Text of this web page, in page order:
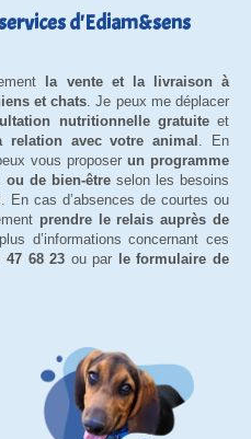
d'Ediam&sens
la vente et la livraison à
et chats. Je peux me déplacer
nutritionnelle gratuiteet
relation avec votre animal . En
vous proposerun programme
de bien-êtreselon les besoins
cas d’absences de courtes ou
prendre le relais auprès de
d’informations concernant ces
47 68 23 ou par
le formulaire de